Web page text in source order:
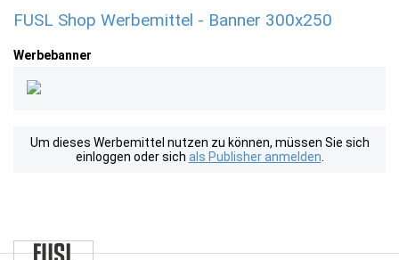
FUSL Shop Werbemittel - Banner 300x250
Werbebanner
Um dieses Werbemittel nutzen zu können, müssen Sie sich
einloggen oder sich als Publisher anmelden